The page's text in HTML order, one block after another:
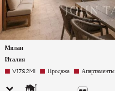
Милан
Италия
V1792MI Продажа Апартаменты